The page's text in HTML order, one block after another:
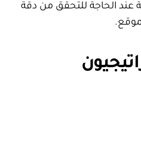
عند الحاجة للتحقق من دقة